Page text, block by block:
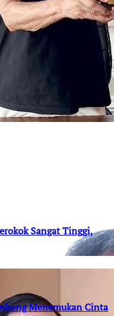
Sangat Tinggi,
Menemukan Cinta